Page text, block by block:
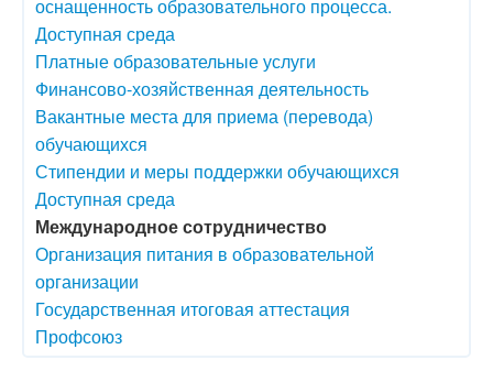
оснащенность образовательного процесса.
Доступная среда
Платные образовательные услуги
Финансово-хозяйственная деятельность
Вакантные места для приема (перевода)
обучающихся
Стипендии и меры поддержки обучающихся
Доступная среда
Международное сотрудничество
Организация питания в образовательной
организации
Государственная итоговая аттестация
Профсоюз